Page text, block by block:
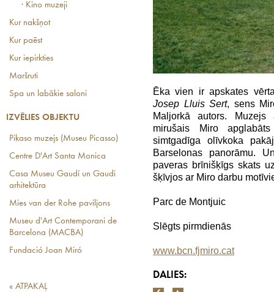
· Kino muzeji
Kur nakšņot
Kur paēst
Kur iepirkties
Maršruti
Spa un labākie saloni
IZVĒLIES OBJEKTU
Pikaso muzejs (Museu Picasso)
Centre D'Art Santa Monica
Casa Museu Gaudí un Gaudi
arhitektūra
Mies van der Rohe paviljons
Museu d'Art Contemporani de
Barcelona (MACBA)
Fundació Joan Miró
« ATPAKAĻ
Ēka vien ir apskates
Josep Lluis Sert, sens
Maljorkā autors.
mirušais Miro
simtgadīga olīvkoka
Barselonas panorāmu.
paveras brīnišķīgs skats
šķīvjos ar Miro darbu
Parc de Montjuic
Slēgts pirmdienās
www.bcn.fjmiro.cat
DALIES: